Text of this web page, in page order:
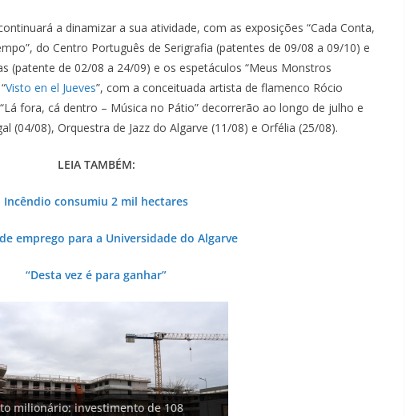
a dinamizar a sua atividade, com as exposições “Cada Conta,
do Centro Português de Serigrafia (patentes de 09/08 a 09/10) e
(patente de 02/08 a 24/09) e os espetáculos “Meus Monstros
Visto en el Jueves”, com a conceituada artista de flamenco Rócio
fora, cá dentro – Música no Pátio” decorrerão ao longo de julho e
(04/08), Orquestra de Jazz do Algarve (11/08) e Orfélia (25/08).
LEIA TAMBÉM:
Incêndio consumiu 2 mil hectares
emprego para a Universidade do Algarve
“Desta vez é para ganhar”
milionário: investimento de 108